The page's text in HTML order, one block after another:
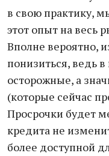
в свою практику,
этот опыт на весь
Вполне вероятно,
понизиться, ведь
осторожные, а
(которые сейчас
Просрочки будет
кредита не
более доступной